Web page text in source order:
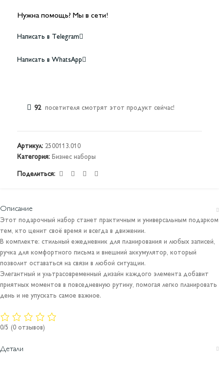
Нужна помощь? Мы в сети!
Написать в Telegram
Написать в WhatsApp
92 посетителя смотрят этот продукт сейчас!
Артикул: 2500113.010
Категория: Бизнес наборы
Поделиться:
Описание
Этот подарочный набор станет практичным и универсальным подарком
тем, кто ценит своё время и всегда в движении.
В комплекте: стильный ежедневник для планирования и любых записей,
ручка для комфортного письма и внешний аккумулятор, который
позволит оставаться на связи в любой ситуации.
Элегантный и ультрасовременный дизайн каждого элемента добавит
приятных моментов в повседневную рутину, помогая легко планировать
день и не упускать самое важное.
0/5 (0 отзывов)
Детали